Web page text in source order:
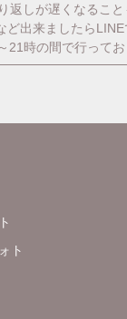
しが遅くなること
出来ましたらLINE
時の間で行ってお
ト